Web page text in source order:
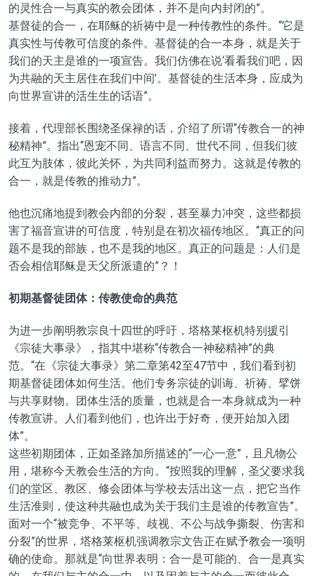
的灵性合一与真实的教会团体，并不是向内封闭的”。
基督徒的合一，在耶稣的祈祷中是一种传教性的条件。“它是
真实性与传教可信度的条件。基督徒的合一本身，就是关于
我们的天主是谁的一项宣告。我们仿佛在说‘看看我们吧，因
为共融的天主居住在我们中间’。基督徒的生活本身，应成为
向世界宣讲的活生生的话语”。
接着，代理部长围绕圣保禄的话，介绍了所谓“传教合一的神
秘精神”。指出“恩宠不同、语言不同、世代不同，但我们彼
此互为肢体，彼此关怀，为共同利益而努力。这就是传教的
合一，就是传教的推动力”。
他也沉痛地提到教会内部的分裂，甚至暴力冲突，这些都损
害了福音宣讲的可信度，特别是在初次福传地区。“真正的问
题不是我的部族，也不是我的地区。真正的问题是：人们是
否会相信耶稣是天父所派遣的”？！
初期基督徒团体：传教使命的典范
为进一步阐明教宗良十四世的呼吁，塔格莱枢机特别援引
《宗徒大事录》，指其中堪称“传教合一神秘精神”的典
范。“在《宗徒大事录》第二章第42至47节中，我们看到初
期基督徒团体如何生活。他们专务宗徒的训诲、祈祷、擘饼
与共享财物。团体生活的质量，也就是合一本身就成为一种
传教宣讲。人们看到他们，也许出于好奇，便开始加入团
体”。
这些初期团体，正如圣路加所描述的“一心一意”，且凡物公
用，堪称今天教会生活的方向。“按照我的理解，圣父要求我
们的堂区、教区、修会团体与学校去活出这一点，把它当作
生活准则，使这种共融也成为关于我们主是谁的传教宣告”。
面对一个“被竞争、不平等、歧视、不公与战争撕裂、伤害和
分裂”的世界，塔格莱枢机强调教宗文告正在赋予教会一项明
确的使命。那就是“向世界表明：合一是可能的、合一是真实